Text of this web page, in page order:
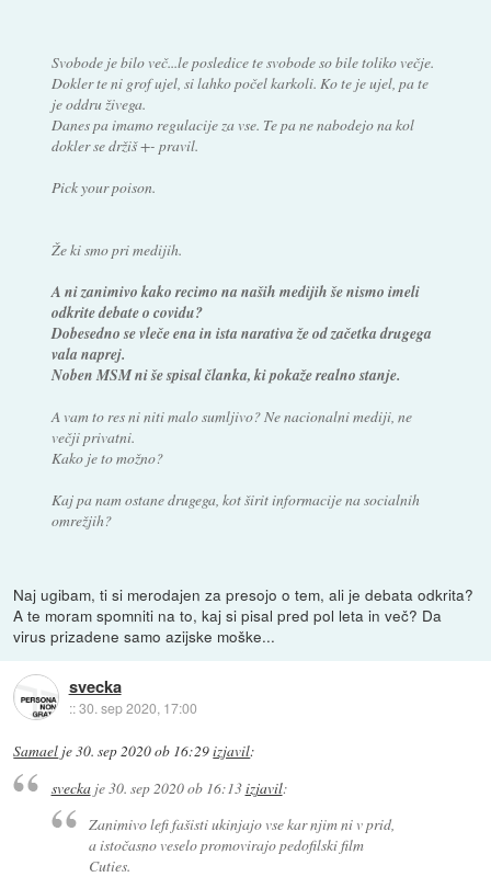
Svobode je bilo več...le posledice te svobode so bile toliko večje.
Dokler te ni grof ujel, si lahko počel karkoli. Ko te je ujel, pa te
je oddru živega.
Danes pa imamo regulacije za vse. Te pa ne nabodejo na kol
dokler se držiš +- pravil.
Pick your poison.
Že ki smo pri medijih.
A ni zanimivo kako recimo na naših medijih še nismo imeli
odkrite debate o covidu?
Dobesedno se vleče ena in ista narativa že od začetka drugega
vala naprej.
Noben MSM ni še spisal članka, ki pokaže realno stanje.
A vam to res ni niti malo sumljivo? Ne nacionalni mediji, ne
večji privatni.
Kako je to možno?
Kaj pa nam ostane drugega, kot širit informacije na socialnih
omrežjih?
Naj ugibam, ti si merodajen za presojo o tem, ali je debata odkrita?
A te moram spomniti na to, kaj si pisal pred pol leta in več? Da
virus prizadene samo azijske moške...
svecka
::30. sep 2020, 17:00
Samael je30. sep 2020 ob 16:29izjavil:
sveckaje30. sep 2020 ob 16:13izjavil:
Zanimivo lefi fašisti ukinjajo vse kar njim ni v prid,
a istočasno veselo promovirajo pedofilski film
Cuties.